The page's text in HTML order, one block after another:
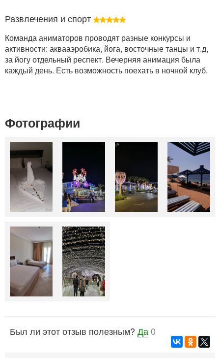
Развлечения и спорт
Команда аниматоров проводят разные конкурсы и
активности: аквааэробика, йога, восточные танцы и т.д,
за йогу отдельный респект. Вечерняя анимация была
каждый день. Есть возможность поехать в ночной клуб.
Фотографии
Был ли этот отзыв полезным? Да0